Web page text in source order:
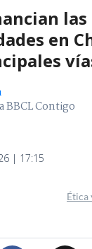
las
en
BBCL Contigo
| 17:15
Ética